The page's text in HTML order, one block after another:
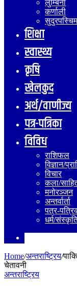
लुम्बिनी
कर्णाली
सुदुरपस्चिम
शिक्षा
स्वास्थ्य
कृषि
खेलकुद
अर्थ/वाणीज्य
पत्र-पत्रिका
विविध
राशिफल
विज्ञान/
विचार
कला/
मनोरञ्जन
अन्तर्वार्ता
पत्र-
धर्म/
Home/अन्तराष्ट्रिय/
चेतावनी
अन्तराष्ट्रिय